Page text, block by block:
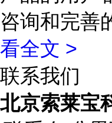
咨询和完善
看全文 >
联系我们
北京索莱宝